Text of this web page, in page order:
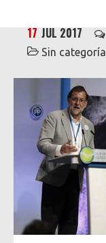
17 JUL 2017
Sin categoría